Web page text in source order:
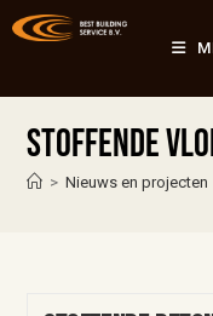
stoffende
> Nieuws en projecten